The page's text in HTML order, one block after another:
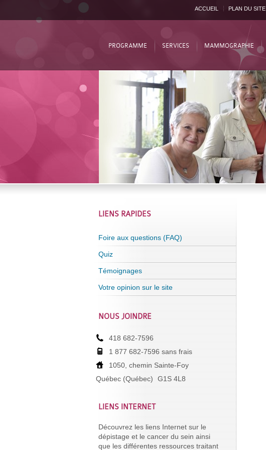
ACCUEIL PLAN DU SITE
PROGRAMME SERVICES MAMMOGRAPHIE
LIENS RAPIDES
Foire aux questions (FAQ)
Quiz
Témoignages
Votre opinion sur le site
NOUS JOINDRE
418 682-7596
1 877 682-7596 sans frais
1050, chemin Sainte-Foy
Québec (Québec)
G1S 4L8
LIENS INTERNET
Découvrez les liens Internet sur le
dépistage et le cancer du sein ainsi
que les différentes ressources traitant